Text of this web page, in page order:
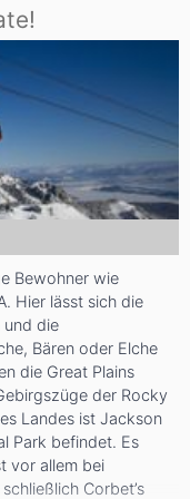
Bewohner wie
Hier lässt sich die
und die
Bären oder Elche
die Great Plains
der Rocky
Landes ist Jackson
Park befindet. Es
vor allem bei
Corbet’s